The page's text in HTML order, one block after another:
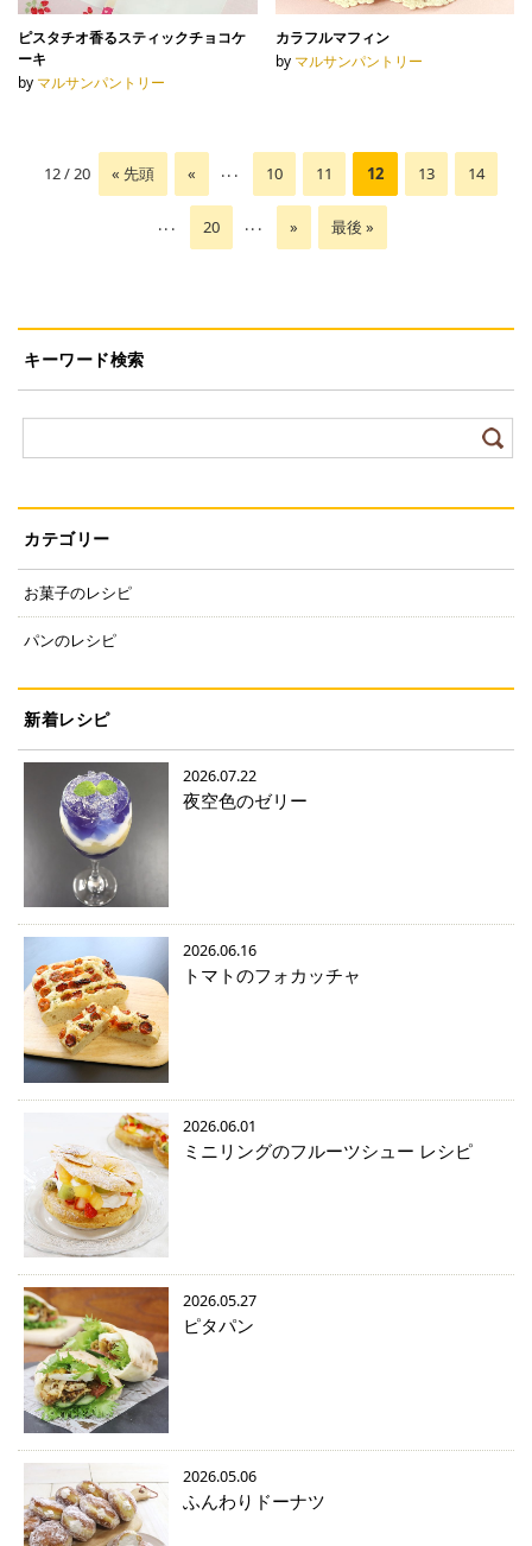
ピスタチオ香るスティックチョコケ
ーキ
by マルサンパントリー
カラフルマフィン
by マルサンパントリー
12 / 20 « 先頭 « ... 10 11 12 13 14
... 20 ... » 最後 »
キーワード検索
カテゴリー
お菓子のレシピ
パンのレシピ
新着レシピ
2026.07.22
夜空色のゼリー
2026.06.16
トマトのフォカッチャ
2026.06.01
ミニリングのフルーツシュー レシピ
2026.05.27
ピタパン
2026.05.06
ふんわりドーナツ